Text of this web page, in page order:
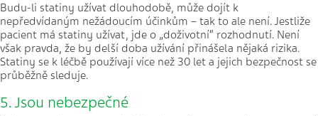
Budu-li statiny užívat dlouhodobě, může dojít k
nepředvídaným nežádoucím účinkům – tak to ale není. Jestliže
pacient má statiny užívat, jde o „doživotní“ rozhodnutí. Není
však pravda, že by delší doba užívání přinášela nějaká rizika.
Statiny se k léčbě používají více než 30 let a jejich bezpečnost se
průběžně sleduje.
5. Jsou nebezpečné